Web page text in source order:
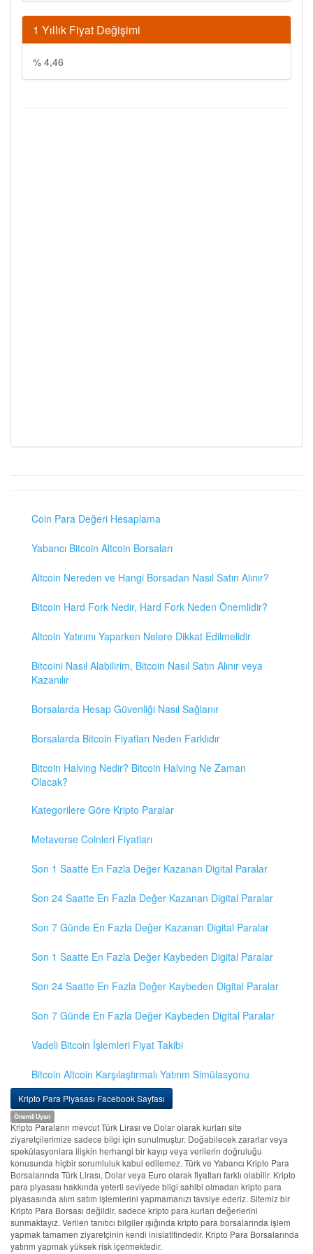
1 Yıllık Fiyat Değişimi
% 4,46
Coin Para Değeri Hesaplama
Yabancı Bitcoin Altcoin Borsaları
Altcoin Nereden ve Hangi Borsadan Nasıl Satın Alınır?
Bitcoin Hard Fork Nedir, Hard Fork Neden Önemlidir?
Altcoin Yatırımı Yaparken Nelere Dikkat Edilmelidir
Bitcoini Nasıl Alabilirim, Bitcoin Nasıl Satın Alınır veya
Kazanılır
Borsalarda Hesap Güvenliği Nasıl Sağlanır
Borsalarda Bitcoin Fiyatları Neden Farklıdır
Bitcoin Halving Nedir? Bitcoin Halving Ne Zaman
Olacak?
Kategorilere Göre Kripto Paralar
Metaverse Coinleri Fiyatları
Son 1 Saatte En Fazla Değer Kazanan Digital Paralar
Son 24 Saatte En Fazla Değer Kazanan Digital Paralar
Son 7 Günde En Fazla Değer Kazanan Digital Paralar
Son 1 Saatte En Fazla Değer Kaybeden Digital Paralar
Son 24 Saatte En Fazla Değer Kaybeden Digital Paralar
Son 7 Günde En Fazla Değer Kaybeden Digital Paralar
Vadeli Bitcoin İşlemleri Fiyat Takibi
Bitcoin Altcoin Karşılaştırmalı Yatırım Simülasyonu
Kripto Para Piyasası Facebook Sayfası
Önemli Uyarı
Kripto Paraların mevcut Türk Lirası ve Dolar olarak kurları site
ziyaretçilerimize sadece bilgi için sunulmuştur. Doğabilecek zararlar veya
spekülasyonlara ilişkin herhangi bir kayıp veya verilerin doğruluğu
konusunda hiçbir sorumluluk kabul edilemez. Türk ve Yabancı Kripto Para
Borsalarında Türk Lirası, Dolar veya Euro olarak fiyatları farklı olabilir. Kripto
para piyasası hakkında yeterli seviyede bilgi sahibi olmadan kripto para
piyasasında alım satım işlemlerini yapmamanızı tavsiye ederiz. Sitemiz bir
Kripto Para Borsası değildir, sadece kripto para kurları değerlerini
sunmaktayız. Verilen tanıtıcı bilgiler ışığında kripto para borsalarında işlem
yapmak tamamen ziyaretçinin kendi inisiatifindedir. Kripto Para Borsalarında
yatırım yapmak yüksek risk içermektedir.